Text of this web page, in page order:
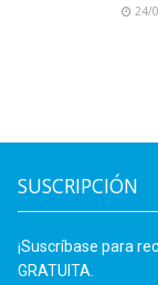
24/
SUSCRIPCIÓN
¡Suscríbase para
GRATUITA.